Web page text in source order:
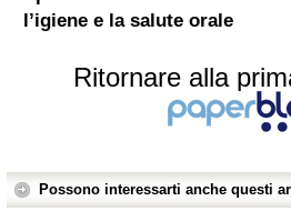
l’igiene e la salute orale
Ritornare alla
Possono interessarti anche questi